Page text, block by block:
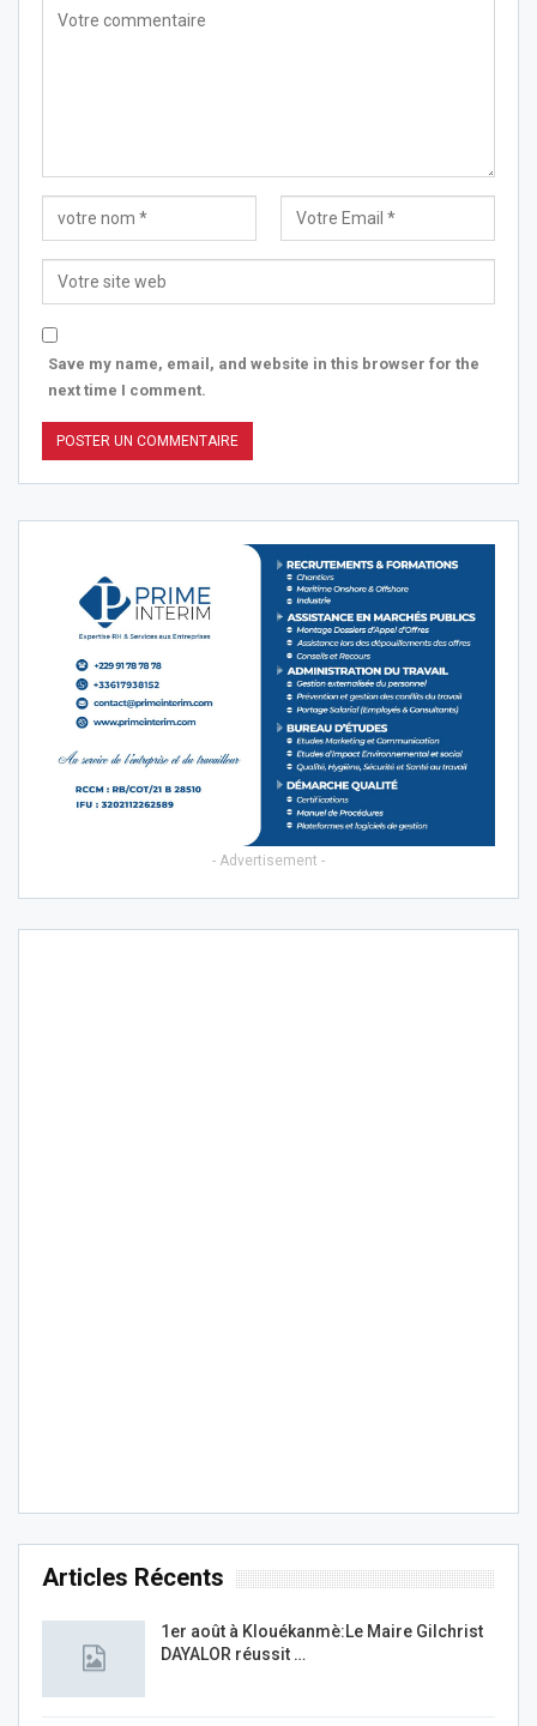
Save my name, email, and website in this browser for the
next time I comment.
- Advertisement -
Articles Récents
1er août à Klouékanmè:Le Maire Gilchrist
DAYALOR réussit …